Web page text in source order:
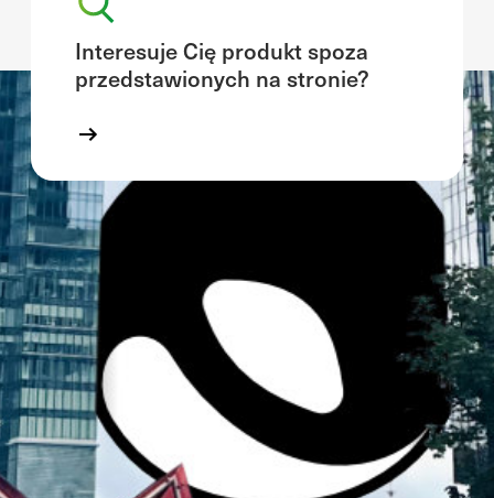
Interesuje Cię produkt spoza
przedstawionych na stronie?